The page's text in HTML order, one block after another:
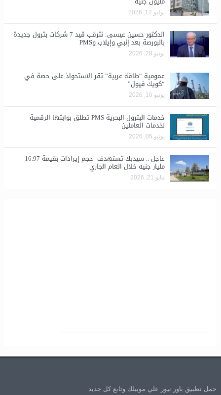
يوليو 12, 2026
الدكتور حسين عيسى: نترقب قيد 7 شركات بترول جديدة
بالبورصة بعد إنبي وإيلاب وPMS
يونيو 28, 2026
​عمومية “طاقة عربية” تقر الاستحواذ على حصة في
“كويك فيول”
يونيو 16, 2026
خدمات البترول البحرية PMS تطلق بوابتها الرقمية
لخدمات العاملين
يونيو 05, 2026
عاجل .. سيدبك تستهدف حجم إيرادات بقيمة 16.97
مليار جنيه خلال العام الجاري
مايو 21, 2026
حمل تطبيق باور نيوز علي موبيلك وتابع كل جديد